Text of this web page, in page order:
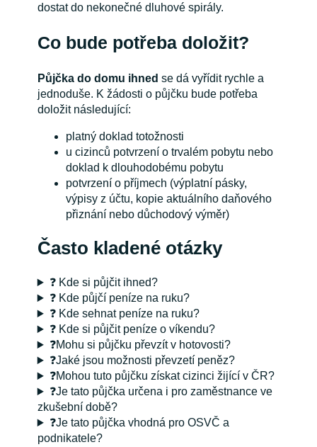
dostat do nekonečné dluhové spirály.
Co bude potřeba doložit?
Půjčka do domu ihned se dá vyřídit rychle a
jednoduše. K žádosti o půjčku bude potřeba
doložit následující:
platný doklad totožnosti
u cizinců potvrzení o trvalém pobytu nebo
doklad k dlouhodobému pobytu
potvrzení o příjmech (výplatní pásky,
výpisy z účtu, kopie aktuálního daňového
přiznání nebo důchodový výměr)
Často kladené otázky
❓ Kde si půjčit ihned?
❓ Kde půjčí peníze na ruku?
❓ Kde sehnat peníze na ruku?
❓ Kde si půjčit peníze o víkendu?
❓Mohu si půjčku převzít v hotovosti?
❓Jaké jsou možnosti převzetí peněz?
❓Mohou tuto půjčku získat cizinci žijící v ČR?
❓Je tato půjčka určena i pro zaměstnance ve
zkušební době?
❓Je tato půjčka vhodná pro OSVČ a
podnikatele?